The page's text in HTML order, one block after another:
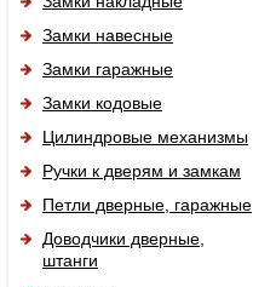
Замки навесные
Замки гаражные
Замки кодовые
Цилиндровые механизмы
Ручки к дверям и замкам
Петли дверные, гаражные
Доводчики дверные,
штанги